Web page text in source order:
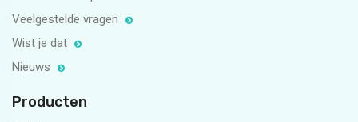
Veelgestelde vragen
Wist je dat
Nieuws
Producten